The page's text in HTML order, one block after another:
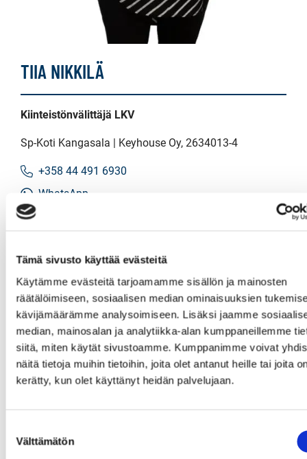
Tämä sivusto käyttää evästeitä
Käytämme evästeitä tarjoamamme sisällön ja mainosten
räätälöimiseen, sosiaalisen median ominaisuuksien
kävijämäärämme analysoimiseen. Lisäksi jaamme
median, mainosalan ja analytiikka-alan kumppaneillemme
siitä, miten käytät sivustoamme. Kumppanimme voivat
näitä tietoja muihin tietoihin, joita olet antanut heille tai joita
kerätty, kun olet käyttänyt heidän palvelujaan.
valinta
Välttämätön
TIIA NIKKILÄ
Kiinteistönvälittäjä LKV
Sp-Koti Kangasala | Keyhouse Oy, 2634013-4
+358 44 491 6930
WhatsApp
LÄHETÄ VIESTI
LASKE LAINAN SUURUUS
JAA KOHDE:
JaaJaaJ